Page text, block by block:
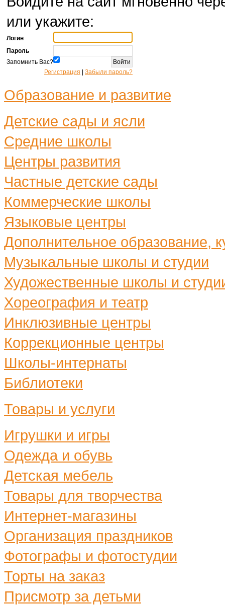
или укажите:
Логин
Пароль
Запомнить Вас?
Регистрация
Забыли пароль?
Образование и развитие
Детские сады и ясли
Средние школы
Центры развития
Частные детские сады
Коммерческие школы
Языковые центры
Дополнительное образование,
Музыкальные школы и студии
Художественные школы и
Хореография и театр
Инклюзивные центры
Коррекционные центры
Школы-интернаты
Библиотеки
Товары и услуги
Игрушки и игры
Одежда и обувь
Детская мебель
Товары для творчества
Интернет-магазины
Организация праздников
Фотографы и фотостудии
Торты на заказ
Присмотр за детьми